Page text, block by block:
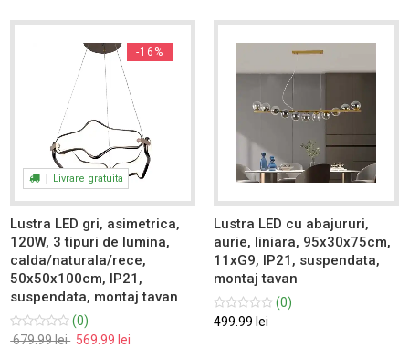
-16%
Livrare gratuita
Lustra LED gri, asimetrica,
120W, 3 tipuri de lumina,
calda/naturala/rece,
50x50x100cm, IP21,
suspendata, montaj tavan
(0)
679.99 lei 569.99 lei
Lustra LED cu abajururi,
aurie, liniara, 95x30x75cm,
11xG9, IP21, suspendata,
montaj tavan
(0)
499.99 lei